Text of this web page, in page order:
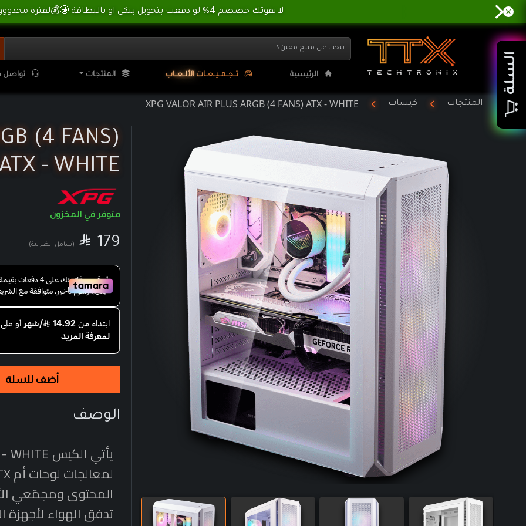
🌊 أسسسعااار نناارر بمناسبة العطلة الصيفية ، لا تفوووتك ⛱️
XPG VALOR AIR PLUS ARGB (4 FANS) ATX - WHITE | تي تي اكس تيك ترونكس
الرئيسية تــجــمــيــعــات الألــعــاب المنتجات تواصل السلة
المنتجات كيسات XPG VALOR AIR PLUS ARGB (4 FANS) ATX - WHITE
(4 FANS)
- WHITE
متوفر في المخزون
(شامل الضريبة)  SAR
179
أضف للسلة
الوصف